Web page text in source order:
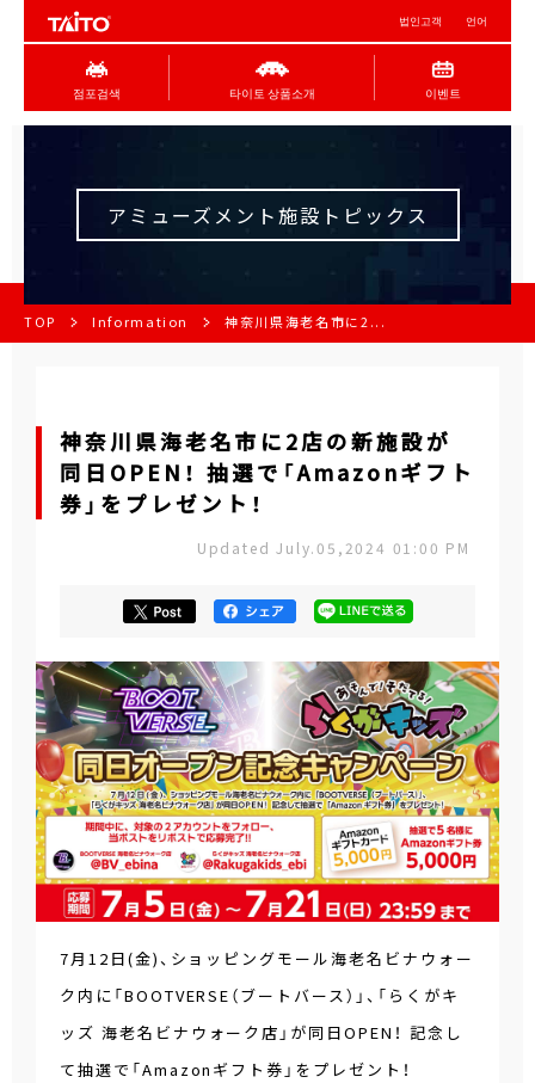
법인고객 언어
점포검색 타이토 상품소개 이벤트
アミューズメント施設トピックス
TOP Information 神奈川県海老名市に2...
神奈川県海老名市に2店の新施設が
同日OPEN！ 抽選で「Amazonギフト
券」をプレゼント！
Updated July.05,2024 01:00 PM
7月12日(金)、ショッピングモール海老名ビナウォー
ク内に「BOOTVERSE（ブートバース）」、「らくがキ
ッズ 海老名ビナウォーク店」が同日OPEN！ 記念し
て抽選で「Amazonギフト券」をプレゼント！